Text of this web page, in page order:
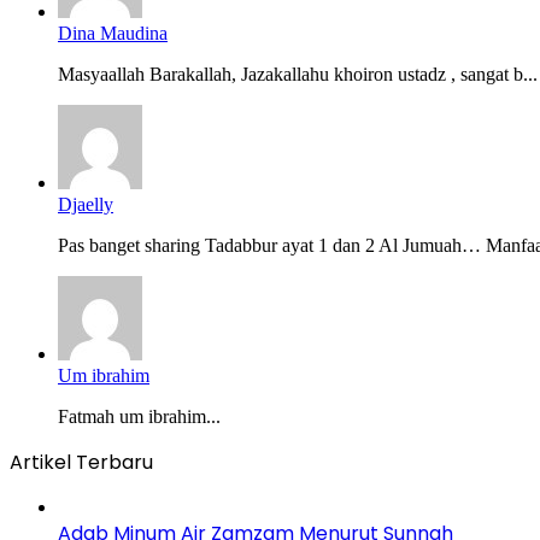
Dina Maudina
Masyaallah Barakallah, Jazakallahu khoiron ustadz , sangat b...
Djaelly
Pas banget sharing Tadabbur ayat 1 dan 2 Al Jumuah…
Um ibrahim
Fatmah um ibrahim...
Artikel Terbaru
Adab Minum Air Zamzam Menurut Sunnah